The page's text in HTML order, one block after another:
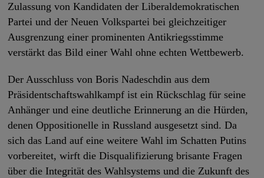
Zulassung von Kandidaten der Liberaldemokratischen
Partei und der Neuen Volkspartei bei gleichzeitiger
Ausgrenzung einer prominenten Antikriegsstimme
verstärkt das Bild einer Wahl ohne echten Wettbewerb.
Der Ausschluss von Boris Nadeschdin aus dem
Präsidentschaftswahlkampf ist ein Rückschlag für seine
Anhänger und eine deutliche Erinnerung an die Hürden,
denen Oppositionelle in Russland ausgesetzt sind. Da
sich das Land auf eine weitere Wahl im Schatten Putins
vorbereitet, wirft die Disqualifizierung brisante Fragen
über die Integrität des Wahlsystems und die Zukunft des